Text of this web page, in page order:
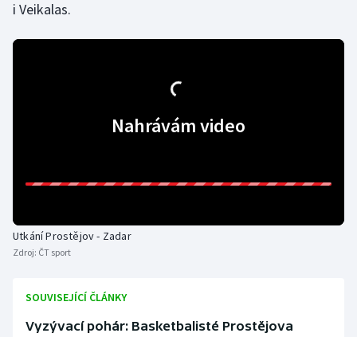
Rychlostní kanoistika
Vodní slalom
Ostatní
i Veikalas.
Nahrávám video
Utkání Prostějov - Zadar
Zdroj: ČT sport
SOUVISEJÍCÍ ČLÁNKY
Vyzývací pohár: Basketbalisté Prostějova